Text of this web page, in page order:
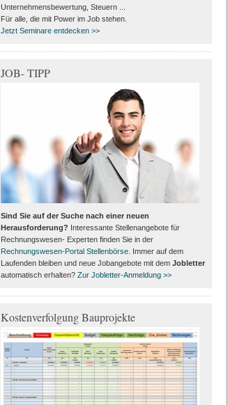
Unternehmensbewertung, Steuern ...
Für alle, die mit Power im Job stehen.
Jetzt Seminare entdecken >>
JOB- TIPP
Sind Sie auf der Suche nach einer neuen
Herausforderung? Interessante Stellenangebote für
Rechnungswesen- Experten finden Sie in der
Rechnungswesen-Portal Stellenbörse. Immer auf dem
Laufenden bleiben und neue Jobangebote mit dem Jobletter
automatisch erhalten? Zur Jobletter-Anmeldung >>
Kostenverfolgung Bauprojekte